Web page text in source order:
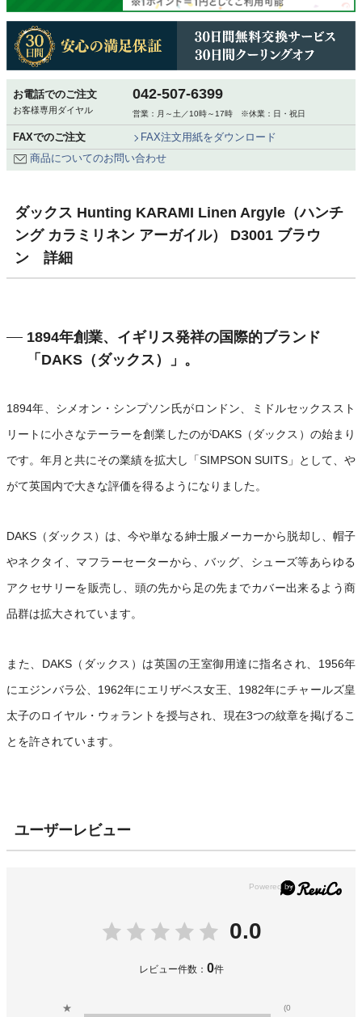
お電話でのご注文
お客様専用ダイヤル
042-507-6399
営業：月～土／10時～17時 ※休業：日・祝日
FAXでのご注文
FAX注文用紙をダウンロード
商品についてのお問い合わせ
ダックス Hunting KARAMI Linen Argyle（ハンチ
ング カラミリネン アーガイル） D3001 ブラウ
ン 詳細
1894年創業、イギリス発祥の国際的ブランド
「DAKS（ダックス）」。
1894年、シメオン・シンプソン氏がロンドン、ミドルセックススト
リートに小さなテーラーを創業したのがDAKS（ダックス）の始まり
です。年月と共にその業績を拡大し「SIMPSON SUITS」として、や
がて英国内で大きな評価を得るようになりました。
DAKS（ダックス）は、今や単なる紳士服メーカーから脱却し、帽子
やネクタイ、マフラーセーターから、バッグ、シューズ等あらゆる
アクセサリーを販売し、頭の先から足の先までカバー出来るよう商
品群は拡大されています。
また、DAKS（ダックス）は英国の王室御用達に指名され、1956年
にエジンバラ公、1962年にエリザベス女王、1982年にチャールズ皇
太子のロイヤル・ウォラントを授与され、現在3つの紋章を掲げるこ
とを許されています。
ユーザーレビュー
0.0
レビュー件数： 0件
★
(0